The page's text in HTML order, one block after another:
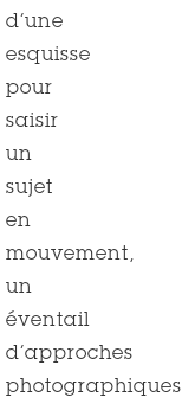
d’une
esquisse
pour
saisir
un
sujet
en
mouvement,
un
éventail
d’approches
photographiques